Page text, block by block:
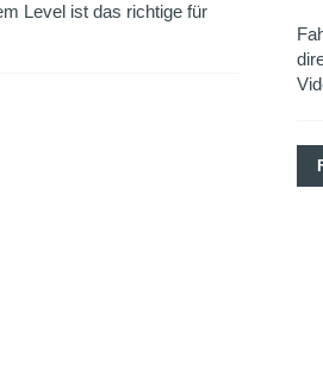
Level ist das richtige für